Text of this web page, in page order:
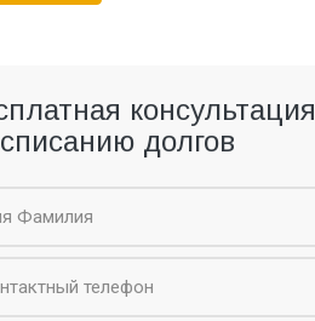
консультация
долгов